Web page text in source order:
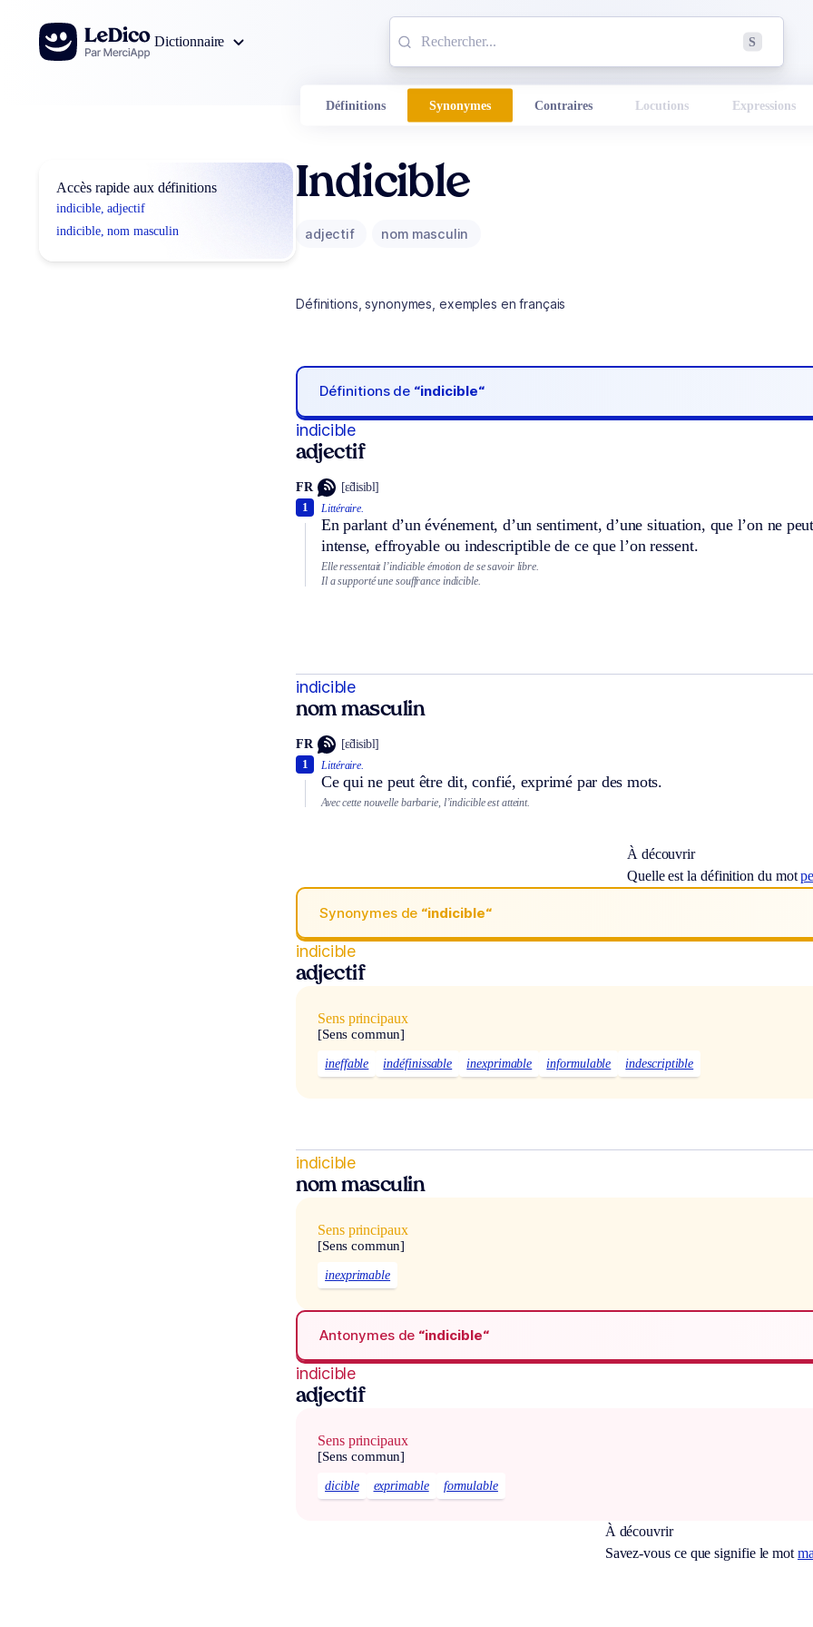
Aller au contenu
Dictionnaire
S
Définitions Synonymes Contraires Locutions Expressions
Accès rapide aux définitions
indicible, adjectif
indicible, nom masculin
Indicible
adjectif nom masculin
Définitions, synonymes, exemples en français
Définitions de “indicible“
indicible
adjectif
FR [ɛ̃disibl]
Littéraire.
En parlant d’un événement, d’un sentiment, d’une situation, que l’on ne
intense, effroyable ou indescriptible de ce que l’on ressent.
1
Elle ressentait l’indicible émotion de se savoir libre.
Il a supporté une souffrance indicible.
indicible
nom masculin
FR [ɛ̃disibl]
Littéraire.
Ce qui ne peut être dit, confié, exprimé par des mots.
1
Avec cette nouvelle barbarie, l’indicible est atteint.
À découvrir
Quelle est la définition du mot
Synonymes de “indicible“
indicible
adjectif
Sens principaux
[Sens commun]
ineffable indéfinissable inexprimable informulable indescriptible
indicible
nom masculin
Sens principaux
[Sens commun]
inexprimable
Antonymes de “indicible“
indicible
adjectif
Sens principaux
[Sens commun]
dicible exprimable formulable
À découvrir
Savez-vous ce que signifie le mot